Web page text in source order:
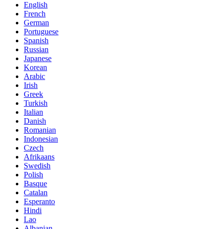
English
French
German
Portuguese
Spanish
Russian
Japanese
Korean
Arabic
Irish
Greek
Turkish
Italian
Danish
Romanian
Indonesian
Czech
Afrikaans
Swedish
Polish
Basque
Catalan
Esperanto
Hindi
Lao